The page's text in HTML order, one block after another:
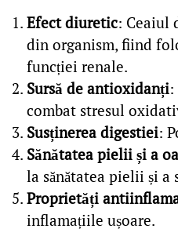
Efect diuretic: Ceaiul
din organism, fiind
funcției renale.
Sursă de antioxidanți
combat stresul
Susținerea digestiei:
Sănătatea pielii și a
la sănătatea pielii și a
Proprietăți
inflamațiile ușoare.